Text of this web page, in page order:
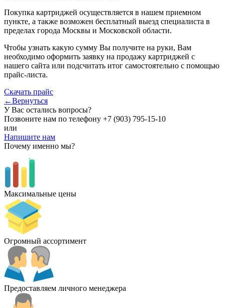
Покупка картриджей осуществляется в нашем приемном
пункте, а также возможен бесплатный выезд специалиста в
пределах города Москвы и Московской области.
Чтобы узнать какую сумму Вы получите на руки, Вам
необходимо оформить заявку на продажу картриджей с
нашего сайта или подсчитать итог самостоятельно с помощью
прайс-листа.
Скачать прайс
←Вернуться
У Вас остались вопросы?
Позвоните нам по телефону +7 (903) 795-15-10
или
Напишите нам
Почему именно мы?
Максимальные цены
Огромный ассортимент
Предоставляем личного менеджера